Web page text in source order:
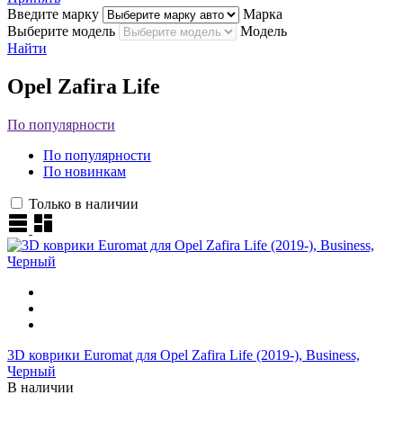
Введите марку
Марка
Выберите модель
Модель
Найти
Opel Zafira Life
По популярности
По популярности
По новинкам
Только в наличии
3D коврики Euromat для Opel Zafira Life (2019-), Business,
Черный
В наличии